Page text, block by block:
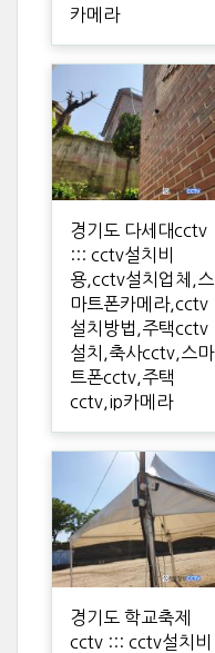
카메라
경기도 다세대cctv
::: cctv설치비
용,cctv설치업체,스
마트폰카메라,cctv
설치방법,주택cctv
설치,축사cctv,스마
트폰cctv,주택
cctv,ip카메라
경기도 학교축제
cctv ::: cctv설치비